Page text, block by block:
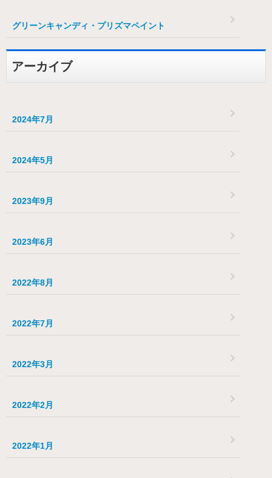
グリーンキャンディ・プリズマペイント
アーカイブ
2024年7月
2024年5月
2023年9月
2023年6月
2022年8月
2022年7月
2022年3月
2022年2月
2022年1月